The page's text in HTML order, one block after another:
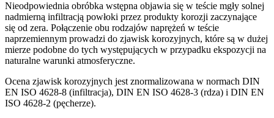
Nieodpowiednia obróbka wstępna objawia się w teście mgły solnej
nadmierną infiltracją powłoki przez produkty korozji zaczynające
się od zera. Połączenie obu rodzajów naprężeń w teście
naprzemiennym prowadzi do zjawisk korozyjnych, które są w dużej
mierze podobne do tych występujących w przypadku ekspozycji na
naturalne warunki atmosferyczne.
Ocena zjawisk korozyjnych jest znormalizowana w normach DIN
EN ISO 4628-8 (infiltracja), DIN EN ISO 4628-3 (rdza) i DIN EN
ISO 4628-2 (pęcherze).